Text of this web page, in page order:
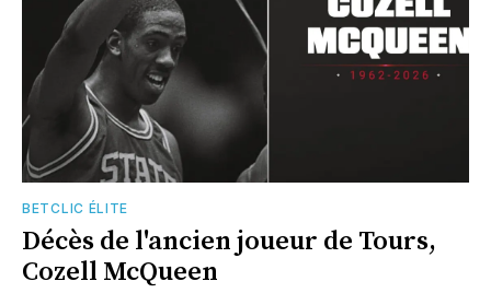
BETCLIC ÉLITE
Décès de l'ancien joueur de Tours,
Cozell McQueen